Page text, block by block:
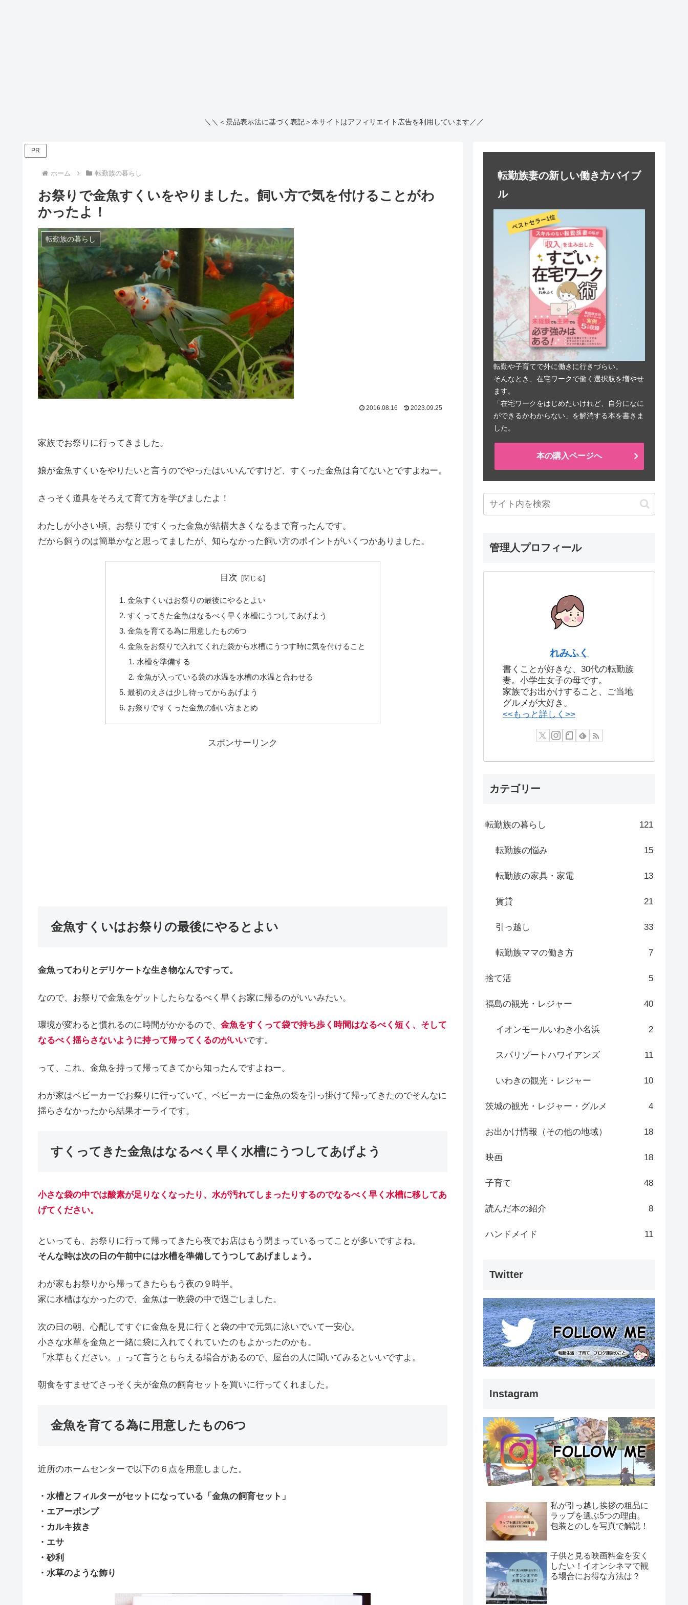
＼＼＜景品表示法に基づく表記＞本サイトはアフィリエイト広告を利用しています／／
PR
ホーム 転勤族の暮らし
お祭りで金魚すくいをやりました。飼い方で気を付けることがわ
かったよ！
転勤族の暮らし
2016.08.16 2023.09.25
家族でお祭りに行ってきました。
娘が金魚すくいをやりたいと言うのでやったはいいんですけど、すくった金魚は育てないとですよねー。
さっそく道具をそろえて育て方を学びましたよ！
わたしが小さい頃、お祭りですくった金魚が結構大きくなるまで育ったんです。
だから飼うのは簡単かなと思ってましたが、知らなかった飼い方のポイントがいくつかありました。
目次
金魚すくいはお祭りの最後にやるとよい
すくってきた金魚はなるべく早く水槽にうつしてあげよう
金魚を育てる為に用意したもの6つ
金魚をお祭りで入れてくれた袋から水槽にうつす時に気を付けること
水槽を準備する
金魚が入っている袋の水温を水槽の水温と合わせる
最初のえさは少し待ってからあげよう
お祭りですくった金魚の飼い方まとめ
スポンサーリンク
金魚すくいはお祭りの最後にやるとよい
金魚ってわりとデリケートな生き物なんですって。
なので、お祭りで金魚をゲットしたらなるべく早くお家に帰るのがいいみたい。
環境が変わると慣れるのに時間がかかるので、 金魚をすくって袋で持ち歩く時間はなるべく短く、そして
なるべく揺らさないように持って帰ってくるのがいいです。
って、これ、金魚を持って帰ってきてから知ったんですよねー。
わが家はベビーカーでお祭りに行っていて、ベビーカーに金魚の袋を引っ掛けて帰ってきたのでそんなに
揺らさなかったから結果オーライです。
すくってきた金魚はなるべく早く水槽にうつしてあげよう
小さな袋の中では酸素が足りなくなったり、水が汚れてしまったりするのでなるべく早く水槽に移してあ
げてください。
といっても、お祭りに行って帰ってきたら夜でお店はもう閉まっているってことが多いですよね。
そんな時は次の日の午前中には水槽を準備してうつしてあげましょう。
わが家もお祭りから帰ってきたらもう夜の９時半。
家に水槽はなかったので、金魚は一晩袋の中で過ごしました。
次の日の朝、心配してすぐに金魚を見に行くと袋の中で元気に泳いでいて一安心。
小さな水草を金魚と一緒に袋に入れてくれていたのもよかったのかも。
「水草もください。」って言うともらえる場合があるので、屋台の人に聞いてみるといいですよ。
朝食をすませてさっそく夫が金魚の飼育セットを買いに行ってくれました。
金魚を育てる為に用意したもの6つ
近所のホームセンターで以下の６点を用意しました。
・水槽とフィルターがセットになっている「金魚の飼育セット」
・エアーポンプ
・カルキ抜き
・エサ
・砂利
・水草のような飾り
転勤族妻の新しい働き方バイブ
ル
転勤や子育てで外に働きに行きづらい。
そんなとき、在宅ワークで働く選択肢を増やせ
ます。
「在宅ワークをはじめたいけれど、自分になに
ができるかわからない」を解消する本を書きま
した。
本の購入ページへ
管理人プロフィール
れみふく
書くことが好きな、30代の転勤族
妻。小学生女子の母です。
家族でお出かけすること、ご当地
グルメが大好き。
<<もっと詳しく>>
カテゴリー
転勤族の暮らし 121
転勤族の悩み 15
転勤族の家具・家電 13
賃貸 21
引っ越し 33
転勤族ママの働き方 7
捨て活 5
福島の観光・レジャー 40
イオンモールいわき小名浜 2
スパリゾートハワイアンズ 11
いわきの観光・レジャー 10
茨城の観光・レジャー・グルメ 4
お出かけ情報（その他の地域） 18
映画 18
子育て 48
読んだ本の紹介 8
ハンドメイド 11
Twitter
Instagram
私が引っ越し挨拶の粗品に
ラップを選ぶ5つの理由。
包装とのしを写真で解説！
子供と見る映画料金を安く
したい！イオンシネマで観
る場合にお得な方法は？